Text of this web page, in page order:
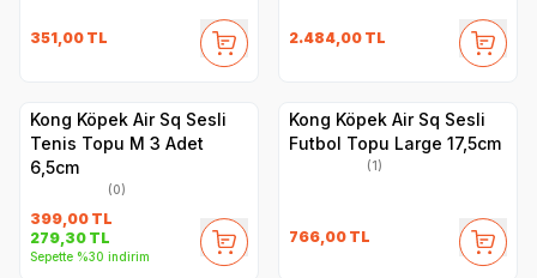
351,00 TL 2.484,00 TL
Kong Köpek Air Sq Sesli
Tenis Topu M 3 Adet
6,5cm
(0)
399,00 TL
279,30 TL
Sepette %30 indirim
Kong Köpek Air Sq Sesli
Futbol Topu Large 17,5cm
(1)
766,00 TL